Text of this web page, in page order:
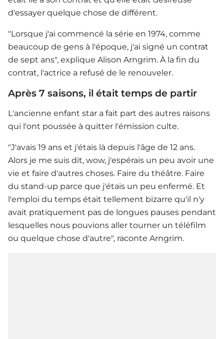
d'essayer quelque chose de différent.
"Lorsque j'ai commencé la série en 1974, comme
beaucoup de gens à l'époque, j'ai signé un contrat
de sept ans", explique Alison Arngrim. À la fin du
contrat, l'actrice a refusé de le renouveler.
Après 7 saisons, il était temps de partir
L'ancienne enfant star a fait part des autres raisons
qui l'ont poussée à quitter l'émission culte.
"J'avais 19 ans et j'étais là depuis l'âge de 12 ans.
Alors je me suis dit, wow, j'espérais un peu avoir une
vie et faire d'autres choses. Faire du théâtre. Faire
du stand-up parce que j'étais un peu enfermé. Et
l'emploi du temps était tellement bizarre qu'il n'y
avait pratiquement pas de longues pauses pendant
lesquelles nous pouvions aller tourner un téléfilm
ou quelque chose d'autre", raconte Arngrim.